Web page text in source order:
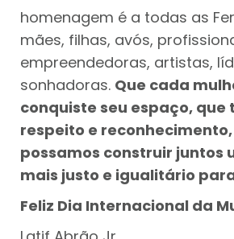
homenagem é a todas as
mães, filhas, avós,
empreendedoras, artistas,
sonhadoras. Que cada
conquiste seu espaço, que
respeito e reconhecimento,
possamos construir juntos
mais justo e igualitário
Feliz Dia Internacional da